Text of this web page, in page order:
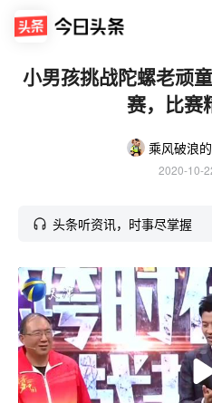
小男孩挑战陀螺老顽
赛，比赛
2020-10-
头条听资讯，时事尽掌握